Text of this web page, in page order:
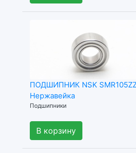
ПОДШИПНИК NSK
Нержавейка
Подшипники
В корзину